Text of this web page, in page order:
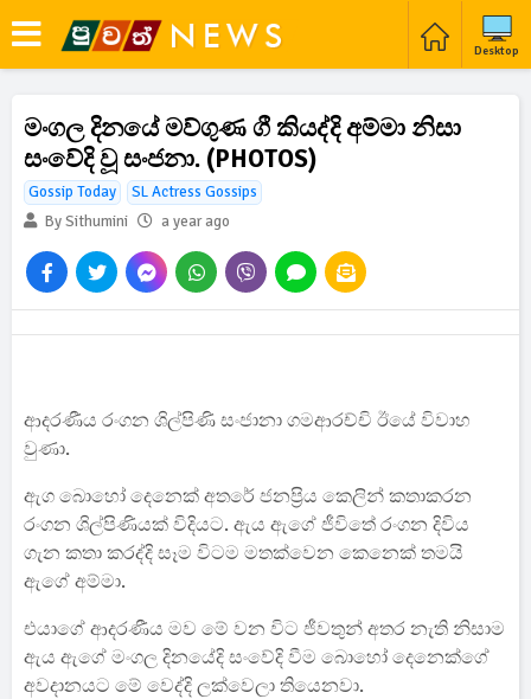
Desktop
මංගල දිනයේ මව්ගුණ ගී කියද්දි අම්මා නිසා
සංවේදි වූ සංජනා. (PHOTOS)
Gossip Today
SL Actress Gossips
By Sithumini
a year ago
ආදරණීය රංගන ශිල්පිණි සංජානා ගමආරච්චි ඊයේ විවාහ
වුණා.
ඇග බොහෝ දෙනෙක් අතරේ ජනප්‍රිය කෙලින් කතාකරන
රංගන ශිල්පිණියක් විදියට. ඇය ඇගේ ජීවිතේ රංගන දිවිය
ගැන කතා කරද්දි සෑම විටම මතක්වෙන කෙනෙක් තමයි
ඇගේ අම්මා.
එයාගේ ආදරණීය මව මේ වන විට ජීවතුන් අතර නැති නිසාම
ඇය ඇගේ මංගල දිනයේදි සංවේදි වීම බොහෝ දෙනෙක්ගේ
අවදානයට මේ වෙද්දි ලක්වෙලා තියෙනවා.